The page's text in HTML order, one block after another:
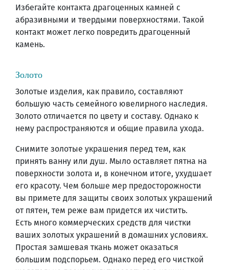
Избегайте контакта драгоценных камней с
абразивными и твердыми поверхностями. Такой
контакт может легко повредить драгоценный
камень.
Золото
Золотые изделия, как правило, составляют
большую часть семейного ювелирного наследия.
Золото отличается по цвету и составу. Однако к
нему распространяются и общие правила ухода.
Снимите золотые украшения перед тем, как
принять ванну или душ. Мыло оставляет пятна на
поверхности золота и, в конечном итоге, ухудшает
его красоту. Чем больше мер предосторожности
вы примете для защиты своих золотых украшений
от пятен, тем реже вам придется их чистить.
Есть много коммерческих средств для чистки
ваших золотых украшений в домашних условиях.
Простая замшевая ткань может оказаться
большим подспорьем. Однако перед его чисткой